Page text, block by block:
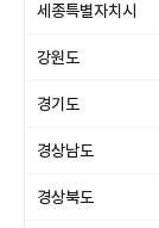
세종특별자치시
강원도
경기도
경상남도
경상북도